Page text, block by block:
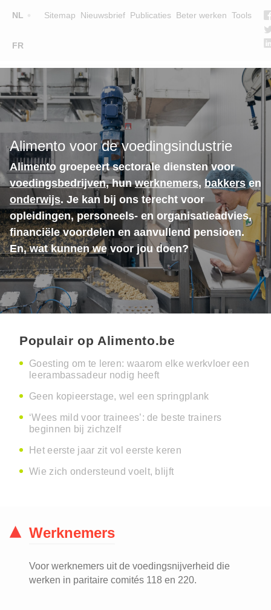
NL
FR
Sitemap Nieuwsbrief Publicaties Beter werken Tools
Main
navigation
OPLEIDINGEN
LESGEVERS
WIE ZIJN WE
TEAM
CONTACT
ZOEK EEN OPLEIDING
Alimento voor de voedingsindustrie
Alimento groepeert sectorale diensten voor
voedingsbedrijven, hunwerknemers, bakkersen
onderwijs. Je kan bij ons terecht voor
opleidingen, personeels- en organisatieadvies,
financiële voordelen en aanvullend pensioen.
En, wat kunnen we voor jou doen?
Populair op Alimento.be
Goesting om te leren: waarom elke werkvloer een
leerambassadeur nodig heeft
Geen kopieerstage, wel een springplank
‘Wees mild voor trainees’: de beste trainers
beginnen bij zichzelf
Het eerste jaar zit vol eerste keren
Wie zich ondersteund voelt, blijft
Werknemers
Voor werknemers uit de voedingsnijverheid die
werken in paritaire comités 118 en 220.